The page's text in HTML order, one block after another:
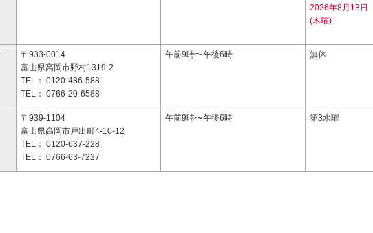
2026年8月13日
(木曜)
〒933-0014
富山県高岡市野村1319-2
TEL： 0120-486-588
TEL： 0766-20-6588
午前9時〜午後6時 無休
〒939-1104
富山県高岡市戸出町4-10-12
TEL： 0120-637-228
TEL： 0766-63-7227
午前9時〜午後6時 第3水曜